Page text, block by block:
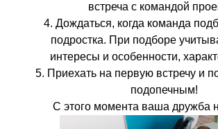
встреча с командой
4. Дождаться, когда команда
подростка. При подборе
интересы и особенности,
5. Приехать на первую встречу и
подопечным!
С этого момента ваша дружба